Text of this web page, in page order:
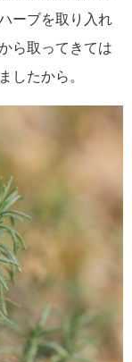
ーブを取り入れ
ら取ってきては
したから。